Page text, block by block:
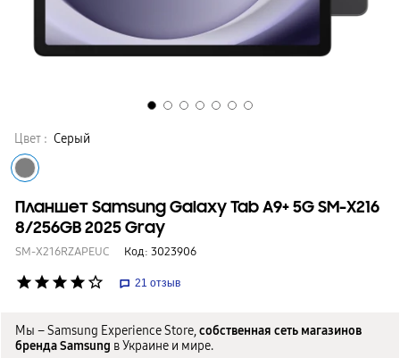
Цвет : Серый
Планшет Samsung Galaxy Tab A9+ 5G SM-X216
8/256GB 2025 Gray
SM-X216RZAPEUC Код: 3023906
star star star star star_border 21 отзыв
Мы – Samsung Experience Store,собственная сеть магазинов
бренда Samsung в Украине и мире.